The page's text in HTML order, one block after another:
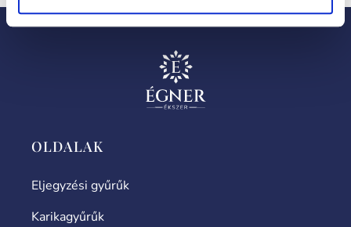
OLDALAK
Eljegyzési gyűrűk
Karikagyűrűk